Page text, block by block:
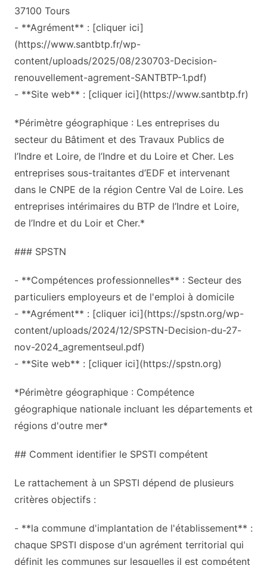
37100 Tours
- **Agrément** : [cliquer ici]
(https://www.santbtp.fr/wp-
content/uploads/2025/08/230703-Decision-
renouvellement-agrement-SANTBTP-1.pdf)
- **Site web** : [cliquer ici](https://www.santbtp.fr)
*Périmètre géographique : Les entreprises du
secteur du Bâtiment et des Travaux Publics de
l’Indre et Loire, de l’Indre et du Loire et Cher. Les
entreprises sous-traitantes d’EDF et intervenant
dans le CNPE de la région Centre Val de Loire. Les
entreprises intérimaires du BTP de l’Indre et Loire,
de l’Indre et du Loir et Cher.*
### SPSTN
- **Compétences professionnelles** : Secteur des
particuliers employeurs et de l'emploi à domicile
- **Agrément** : [cliquer ici](https://spstn.org/wp-
content/uploads/2024/12/SPSTN-Decision-du-27-
nov-2024_agrementseul.pdf)
- **Site web** : [cliquer ici](https://spstn.org)
*Périmètre géographique : Compétence
géographique nationale incluant les départements et
régions d'outre mer*
## Comment identifier le SPSTI compétent
Le rattachement à un SPSTI dépend de plusieurs
critères objectifs :
- **la commune d'implantation de l'établissement** :
chaque SPSTI dispose d'un agrément territorial qui
définit les communes sur lesquelles il est compétent